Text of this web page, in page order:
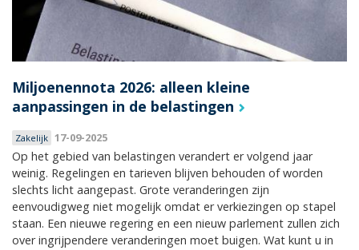
Miljoenennota 2026: alleen kleine
aanpassingen in de belastingen
Zakelijk 17-09-2025
Op het gebied van belastingen verandert er volgend jaar
weinig. Regelingen en tarieven blijven behouden of worden
slechts licht aangepast. Grote veranderingen zijn
eenvoudigweg niet mogelijk omdat er verkiezingen op stapel
staan. Een nieuwe regering en een nieuw parlement zullen zich
over ingrijpendere veranderingen moet buigen. Wat kunt u in